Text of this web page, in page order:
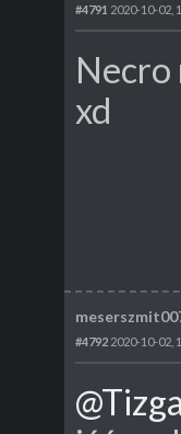
#4791 2020-10-02,
Necro
xd
#4792 2020-10-02,